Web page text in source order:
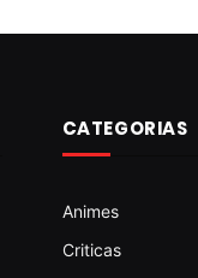
CATEGORIAS
Animes
Criticas